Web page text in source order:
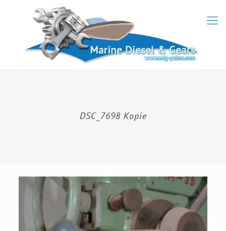
DSC_7698 Kopie